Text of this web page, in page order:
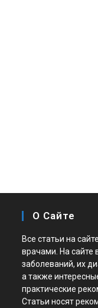
О Сайте
Все статьи на
врачами. На сайте
заболеваний, их
а также
практические
Статьи носят